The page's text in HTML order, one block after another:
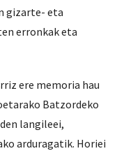
gizarte- eta
erronkak eta
ere memoria hau
Batzordeko
langileei,
arduragatik. Horiei